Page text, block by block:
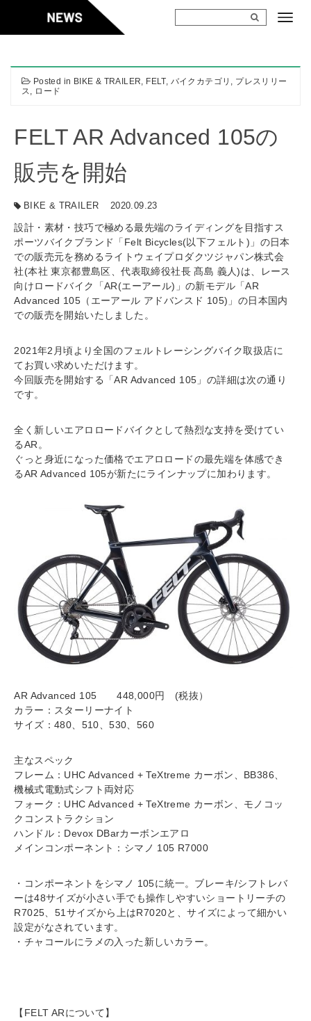
content
Posted in BIKE & TRAILER, FELT, バイクカテゴリ , プレスリリー
ス, ロード
FELT AR Advanced 105の
販売を開始
BIKE & TRAILER 2020.09.23
設計・素材・技巧で極める最先端のライディングを目指すス
ポーツバイクブランド「Felt Bicycles(以下フェルト)」の日本
での販売元を務めるライトウェイプロダクツジャパン株式会
社(本社 東京都豊島区、代表取締役社長 髙島 義人)は、レース
向けロードバイク「AR(エーアール)」の新モデル「AR
Advanced 105（エーアール アドバンスド 105)」の日本国内
での販売を開始いたしました。
2021年2月頃より全国のフェルトレーシングバイク取扱店に
てお買い求めいただけます。
今回販売を開始する「AR Advanced 105」の詳細は次の通り
です。
全く新しいエアロロードバイクとして熱烈な支持を受けてい
るAR。
ぐっと身近になった価格でエアロロードの最先端を体感でき
るAR Advanced 105が新たにラインナップに加わります。
AR Advanced 105 448,000円 (税抜）
カラー：スターリーナイト
サイズ：480、510、530、560
主なスペック
フレーム：UHC Advanced + TeXtreme カーボン、BB386、
機械式電動式シフト両対応
フォーク：UHC Advanced + TeXtreme カーボン、モノコッ
クコンストラクション
ハンドル：Devox DBarカーボンエアロ
メインコンポーネント：シマノ 105 R7000
・コンポーネントをシマノ 105に統一。ブレーキ/シフトレバ
ーは48サイズが小さい手でも操作しやすいショートリーチの
R7025、51サイズから上はR7020と、サイズによって細かい
設定がなされています。
・チャコールにラメの入った新しいカラー。
【FELT ARについて】